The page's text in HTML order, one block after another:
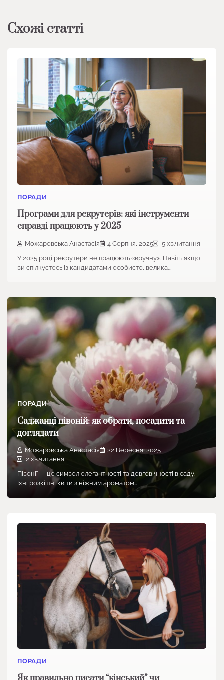
Схожі статті
ПОРАДИ
Програми для рекрутерів: які інструменти
справді працюють у 2025
Можаровська Анастасія 4 Серпня, 2025
5 хв.читання
У 2025 році рекрутери не працюють «вручну». Навіть якщо
ви спілкуєтесь із кандидатами особисто, велика…
ПОРАДИ
Саджанці півоній: як обрати, посадити та
доглядати
Можаровська Анастасія
22 Вересня, 2025
2 хв.читання
Півонії — це символ елегантності та довговічності в саду.
Їхні розкішні квіти з ніжним ароматом…
ПОРАДИ